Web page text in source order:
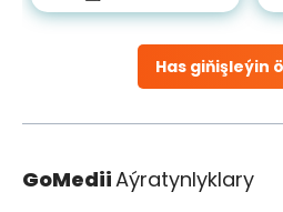
Has giňişleýin
GoMediiAýratynlyklary